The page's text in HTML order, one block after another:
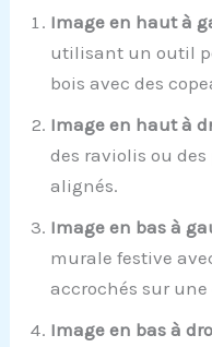
Image en haut à
utilisant un outil
bois avec des
Image en haut à
des raviolis ou
alignés.
Image en bas à
murale festive
accrochés sur une
Image en bas à